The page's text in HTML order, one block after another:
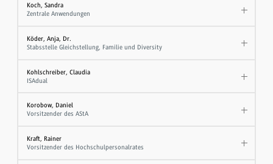
Koch, Sandra
Zentrale Anwendungen
Köder, Anja, Dr.
Stabsstelle Gleichstellung, Familie und Diversity
Kohlschreiber, Claudia
ISAdual
Korobow, Daniel
Vorsitzender des AStA
Kraft, Rainer
Vorsitzender des Hochschulpersonalrates